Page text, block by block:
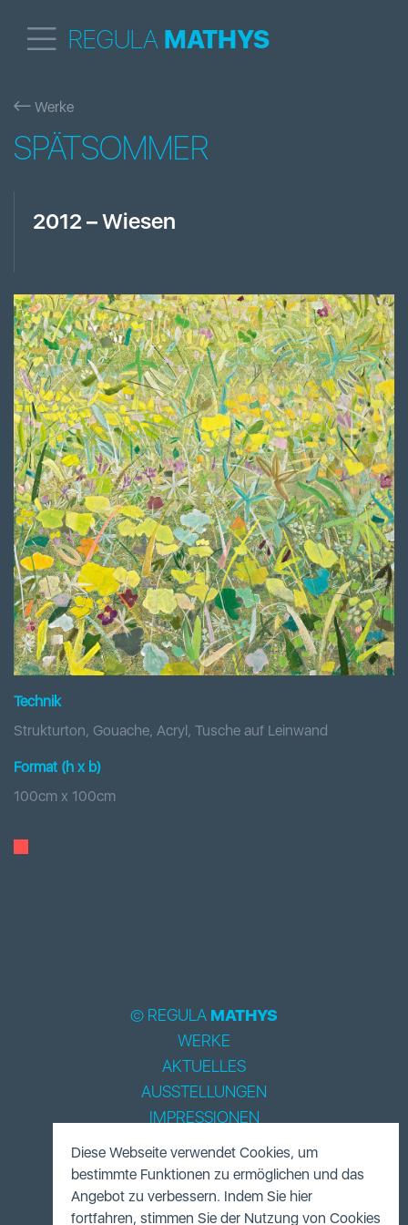
REGULA MATHYS
Werke
SPÄTSOMMER
2012–Wiesen
Technik
Strukturton, Gouache, Acryl, Tusche auf Leinwand
Format (h x b)
100cm x 100cm
© REGULA MATHYS
WERKE
AKTUELLES
AUSSTELLUNGEN
IMPRESSIONEN
BIOGRAPHIE
LITERATUR
ACCESSOIRES
FUNDUS
Diese Webseite verwendet Cookies, um
bestimmte Funktionen zu ermöglichen und das
Angebot zu verbessern. Indem Sie hier
fortfahren, stimmen Sie der Nutzung von Cookies